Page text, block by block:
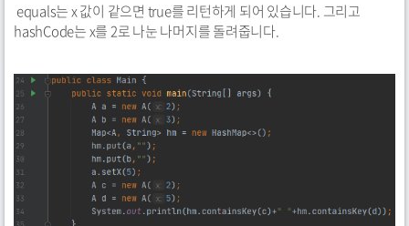
equals는 x 값이 같으면 true를 리턴하게 되어 있습니다. 그리고
hashCode는 x를 2로 나눈 나머지를 돌려줍니다.